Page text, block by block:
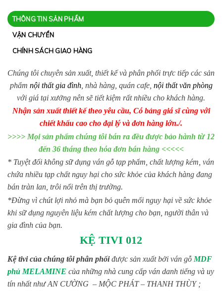
THÔNG TIN SẢN PHẨM
VẬN CHUYỂN
CHÍNH SÁCH GIAO HÀNG
Chúng tôi chuyên sản xuất, thiết kế và phân phối trực tiếp các sản
phẩm nội thất gia đình, nhà hàng, quán cafe, nội thất văn phòng
với giá tại xưởng nên sẽ tiết kiệm rất nhiều cho khách hàng.
Nhận sản xuất thiết kế theo yêu cầu, Có bảng giá sĩ cùng với
chiết khấu cao cho đại lý và đơn hàng lớn./.
>>>> Mọi sản phẩm chúng tôi bán ra đều được bảo hành từ 12
đến 36 tháng theo hóa đơn bán hàng <<<<<
* Tuyệt đối không sữ dụng ván gỗ tạp phẩm, chất lượng kém, ván
chứa nhiều tạp chất nguy hại cho sức khỏe của khách hàng đang
bán tràn lan, trôi nổi trên thị trường.
*Đừng vì chút lợi nhỏ mà bạn bỏ quên mối nguy hại về sức khỏe
khi sữ dụng nguyên liệu kém chất lượng cho bạn, người thân và
gia đình của bạn.
KỆ TIVI 012
Kệ tivi của chúng tôi phân phốiđược sản xuất bởi ván gỗ MDF
phủ MELAMINE của những nhà cung cấp ván danh tiếng và uy
tín nhất như AN CƯỜNG – MỘC PHÁT – THANH THÙY ;